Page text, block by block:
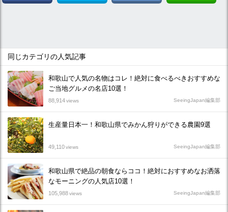
同じカテゴリの人気記事
和歌山で人気の名物はコレ！絶対に食べるべきおすすめな
ご当地グルメの名店10選！
88,914views SeeingJapan編集部
生産量日本一！和歌山県でみかん狩りができる農園9選
49,110views SeeingJapan編集部
和歌山県で絶品の朝食ならココ！絶対におすすめなお洒落
なモーニングの人気店10選！
105,988views SeeingJapan編集部